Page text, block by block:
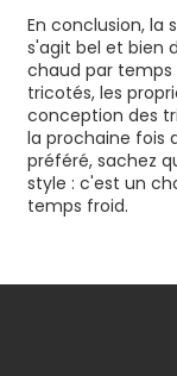
En conclusion, la
s'agit bel et bien
chaud par temps
tricotés, les
conception des
la prochaine fois
préféré, sachez
style : c'est un
temps froid.